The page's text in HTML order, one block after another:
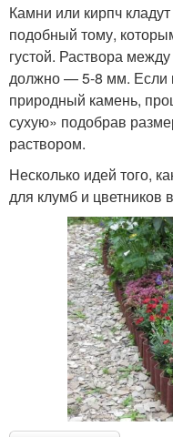
Камни или кирпч
подобный тому,
густой. Раствора
должно — 5-8 мм. Если
природный камень,
сухую» подобрав
раствором.
Несколько идей того,
для клумб и цветников